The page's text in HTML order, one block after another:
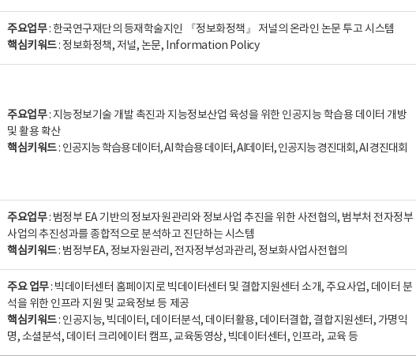
주요업무: 한국연구재단의 등재학술지인 『정보화정책』 저널의 온라인 논문 투고 시스템
핵심키워드: 정보화정책, 저널, 논문, Information Policy
주요업무: 지능정보기술 개발 촉진과 지능정보산업 육성을 위한 인공지능 학습용 데이터 개방
및 활용 확산
핵심키워드: 인공지능 학습용 데이터, AI 학습용 데이터, AI데이터, 인공지능 경진대회, AI 경진대회
주요업무: 범정부 EA 기반의 정보자원관리와 정보사업 추진을 위한 사전협의, 범부처 전자정부
사업의 추진성과를 종합적으로 분석하고 진단하는 시스템
핵심키워드: 범정부EA, 정보자원관리, 전자정부성과관리, 정보화사업사전협의
주요 업무: 빅데이터센터 홈페이지로 빅데이터센터 및 결합지원센터 소개, 주요사업, 데이터 분
석을 위한 인프라 지원 및 교육정보 등 제공
핵심키워드: 인공지능, 빅데이터, 데이터분석, 데이터활용, 데이터결합, 결합지원센터, 가명익
명, 소셜분석, 데이터 크리에이터 캠프, 교육동영상, 빅데이터센터, 인프라, 교육 등